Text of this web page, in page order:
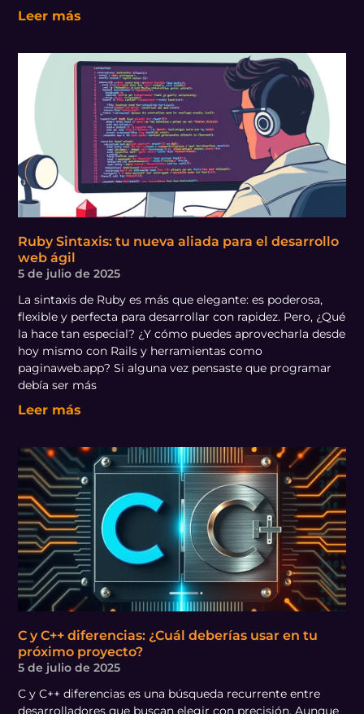
Leer más
Ruby Sintaxis: tu nueva aliada para el desarrollo
web ágil
5 de julio de 2025
La sintaxis de Ruby es más que elegante: es poderosa,
flexible y perfecta para desarrollar con rapidez. Pero, ¿Qué
la hace tan especial? ¿Y cómo puedes aprovecharla desde
hoy mismo con Rails y herramientas como
paginaweb.app? Si alguna vez pensaste que programar
debía ser más
Leer más
C y C++ diferencias: ¿Cuál deberías usar en tu
próximo proyecto?
5 de julio de 2025
C y C++ diferencias es una búsqueda recurrente entre
desarrolladores que buscan elegir con precisión. Aunque